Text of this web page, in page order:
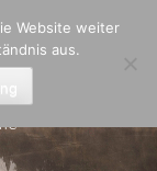
Website weiter
aus.